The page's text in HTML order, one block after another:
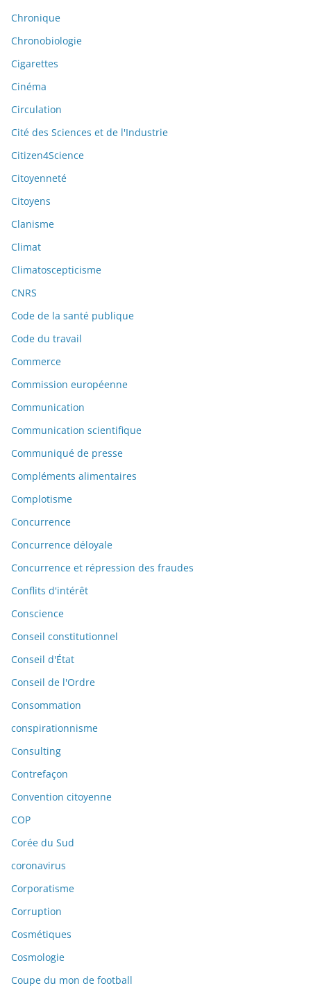
Chronique
Chronobiologie
Cigarettes
Cinéma
Circulation
Cité des Sciences et de l'Industrie
Citizen4Science
Citoyenneté
Citoyens
Clanisme
Climat
Climatoscepticisme
CNRS
Code de la santé publique
Code du travail
Commerce
Commission européenne
Communication
Communication scientifique
Communiqué de presse
Compléments alimentaires
Complotisme
Concurrence
Concurrence déloyale
Concurrence et répression des fraudes
Conflits d'intérêt
Conscience
Conseil constitutionnel
Conseil d'État
Conseil de l'Ordre
Consommation
conspirationnisme
Consulting
Contrefaçon
Convention citoyenne
COP
Corée du Sud
coronavirus
Corporatisme
Corruption
Cosmétiques
Cosmologie
Coupe du mon de football